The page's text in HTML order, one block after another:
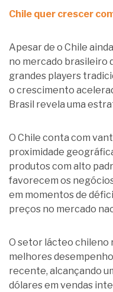
Chile quer crescer
Apesar de o Chile
no mercado brasileiro
grandes players
o crescimento
Brasil revela uma
O Chile conta com
proximidade
produtos com alto
favorecem os
em momentos de
preços no mercado
O setor lácteo chileno
melhores
recente, alcançando
dólares em vendas